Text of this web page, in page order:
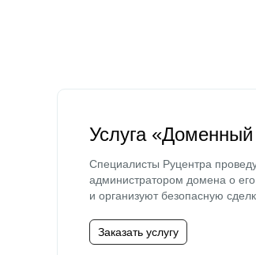
Услуга
Специалисты Руцентра
администратором домена о
и организуют безопасную
Заказать услугу